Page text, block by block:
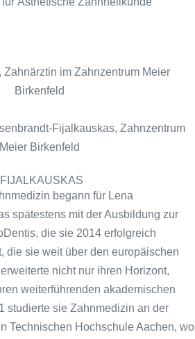
begann für Lena
spätestens mit der Ausbildung zur
die sie 2014 erfolgreich
die sie weit über den europäischen
nicht nur ihren Horizont,
weiterführenden akademischen
studierte sie Zahnmedizin an der
Technischen Hochschule Aachen, wo